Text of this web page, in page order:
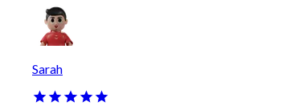
Sarah